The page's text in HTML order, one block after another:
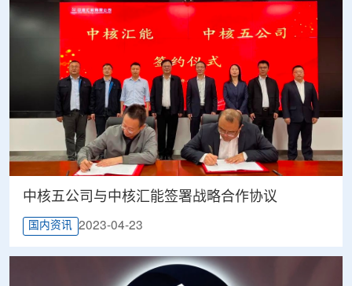
中核五公司与中核汇能签署战略合作协议
国内资讯 2023-04-23